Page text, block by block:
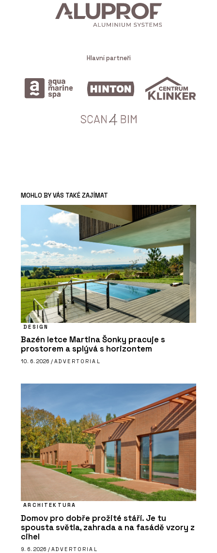
Hlavní partneři
MOHLO BY VÁS TAKÉ ZAJÍMAT
DESIGN
Bazén letce Martina Šonky pracuje s
prostorem a splývá s horizontem
10. 6. 2026 / ADVERTORIAL
ARCHITEKTURA
Domov pro dobře prožité stáří. Je tu
spousta světla, zahrada a na fasádě vzory z
cihel
9. 6. 2026 / ADVERTORIAL